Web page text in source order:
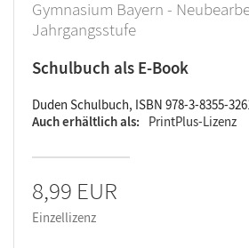
Gymnasium Bayern -
Jahrgangsstufe
Schulbuch als E-Book
Duden Schulbuch, ISBN 978-3-8355-
Auch erhältlich als
PrintPlus-Lizenz
8,99 EUR
Einzellizenz